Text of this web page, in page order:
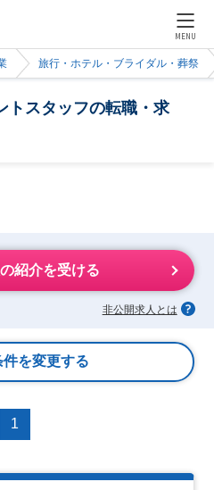
MENU
旅行・ホテル・ブライダル・葬祭
トスタッフの転職・求
紹介を受ける
非公開求人とは
件を変更する
1